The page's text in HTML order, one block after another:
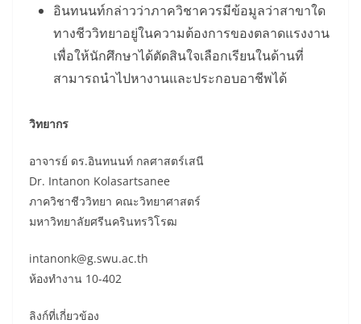
อินทนนท์กล่าวว่าภาควิชาควรมีข้อมูลว่าสาขาใด
ทางชีววิทยาอยู่ในความต้องการของตลาดแรงงาน
เพื่อให้นักศึกษาได้ตัดสินใจเลือกเรียนในด้านที่
สามารถนำไปหางานและประกอบอาชีพได้
วิทยากร
อาจารย์ ดร.อินทนนท์ กลศาสตร์เสนี
Dr. Intanon Kolasartsanee
ภาควิชาชีววิทยา คณะวิทยาศาสตร์
มหาวิทยาลัยศรีนครินทรวิโรฒ
intanonk@g.swu.ac.th
ห้องทำงาน 10-402
ลิงก์ที่เกี่ยวข้อง